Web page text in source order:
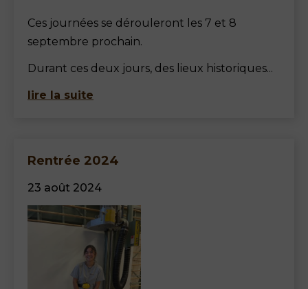
Ces journées se dérouleront les 7 et 8
septembre prochain.
Durant ces deux jours, des lieux historiques...
lire la suite
Rentrée 2024
23 août 2024